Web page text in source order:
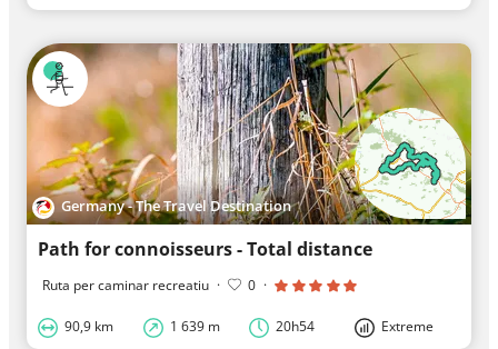
Germany - The Travel Destination
Path for connoisseurs - Total distance
Ruta per caminar recreatiu · 0 ·
90,9 km 1 639 m 20h54 Extreme